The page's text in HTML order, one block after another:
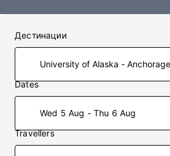
Дестинации
Dates
Wed 5 Aug - Thu 6 Aug
Travellers